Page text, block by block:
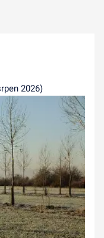
2026)